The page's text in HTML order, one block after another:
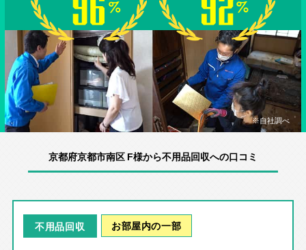
※自社調べ
京都府京都市南区 F様から不用品回収への口コミ
不用品回収 お部屋内の一部